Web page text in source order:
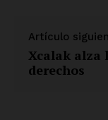
Artículo
Xcalak alza
derechos